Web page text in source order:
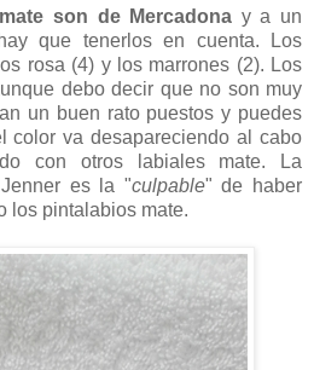
son de Mercadona y a un
hay que tenerlos en cuenta. Los
rosa (4) y los marrones (2). Los
debo decir que no son muy
un buen rato puestos y puedes
color va desapareciendo al cabo
con otros labiales mate. La
es la "culpable" de haber
los pintalabios mate.